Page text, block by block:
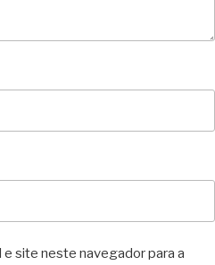
e site neste navegador para a